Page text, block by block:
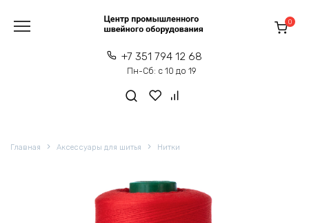
содержанию
+7 351 794 12 68
Пн-Сб: с 10 до 19
0
Главная Аксессуары для шитья Нитки